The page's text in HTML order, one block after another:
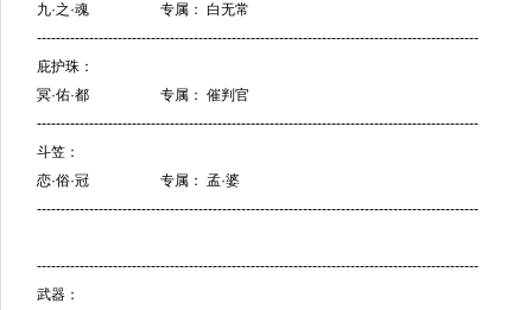
九·之·魂 专属： 白无常
---------------------------------------------------------------------------------------------
庇护珠：
冥·佑·都 专属： 催判官
---------------------------------------------------------------------------------------------
斗笠：
恋·俗·冠 专属： 孟·婆
---------------------------------------------------------------------------------------------
---------------------------------------------------------------------------------------------
武器：